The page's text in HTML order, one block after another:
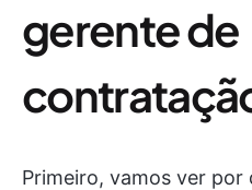
gerente de
Primeiro, vamos ver por